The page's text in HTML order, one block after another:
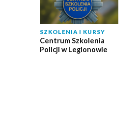
SZKOLENIA I KURSY
Centrum Szkolenia
Policji w Legionowie